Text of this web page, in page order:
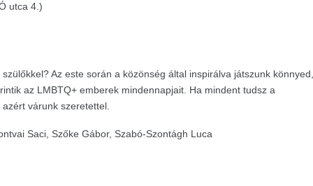
utca 4.)
Az este során a közönség által inspirálva játszunk könnyed,
az LMBTQ+ emberek mindennapjait. Ha mindent tudsz a
várunk szeretettel.
Saci, Szőke Gábor, Szabó-Szontágh Luca